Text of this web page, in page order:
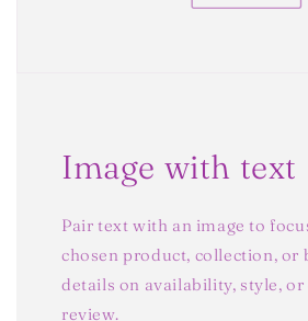
Image with text
Pair text with an image to
chosen product, collection, or
details on availability, style,
review.